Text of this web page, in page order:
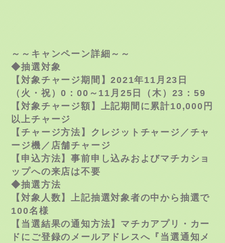
～～キャンペーン詳細～～
◆抽選対象
【対象チャージ期間】2021年11月23日
（火・祝）0：00～11月25日（木）23：59
【対象チャージ額】上記期間に累計10,000円
以上チャージ
【チャージ方法】クレジットチャージ／チャ
ージ機／店舗チャージ
【申込方法】事前申し込みおよびマチカショ
ップへの来店は不要
◆抽選方法
【対象人数】上記抽選対象者の中から抽選で
100名様
【当選結果の通知方法】マチカアプリ・カー
ドにご登録のメールアドレスへ『当選通知メ